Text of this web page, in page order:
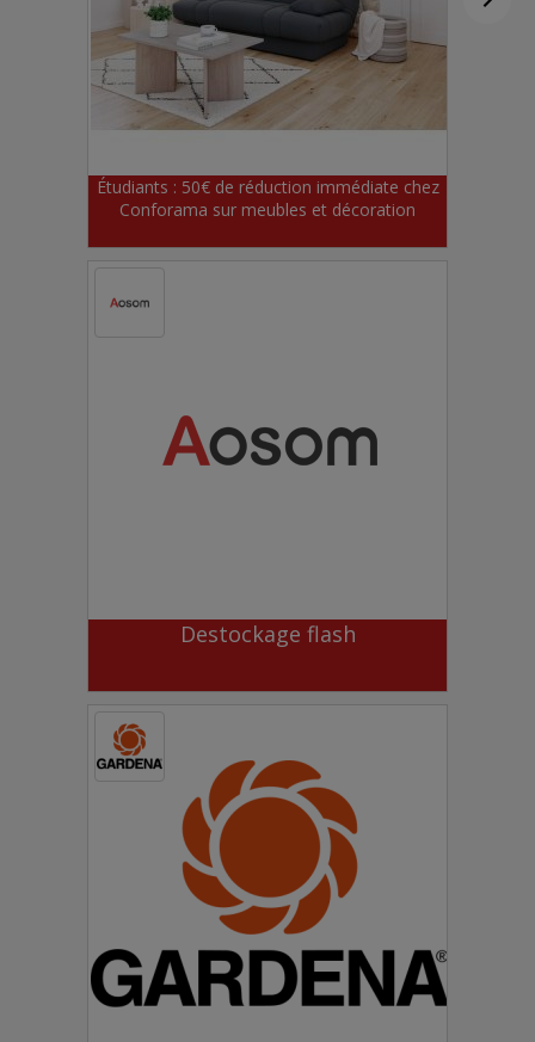
Étudiants : 50€ de réduction immédiate chez
Conforama sur meubles et décoration
Destockage flash